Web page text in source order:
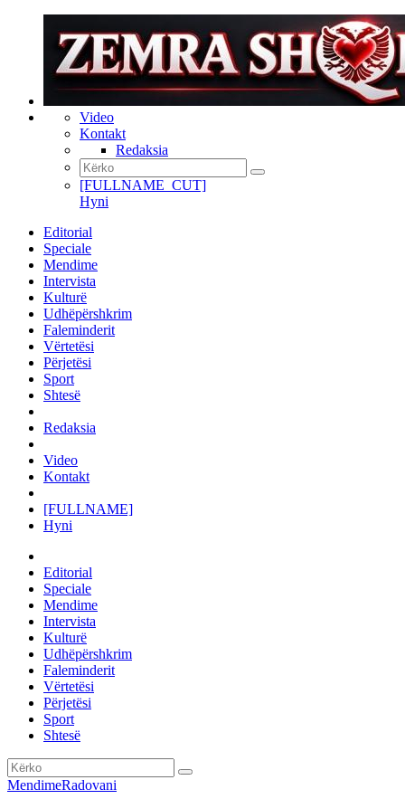
Video
Kontakt
Redaksia
[FULLNAME_CUT]
Hyni
Editorial
Speciale
Mendime
Intervista
Kulturë
Udhëpërshkrim
Faleminderit
Vërtetësi
Përjetësi
Sport
Shtesë
Redaksia
Video
Kontakt
[FULLNAME]
Hyni
Editorial
Speciale
Mendime
Intervista
Kulturë
Udhëpërshkrim
Faleminderit
Vërtetësi
Përjetësi
Sport
Shtesë
MendimeRadovani